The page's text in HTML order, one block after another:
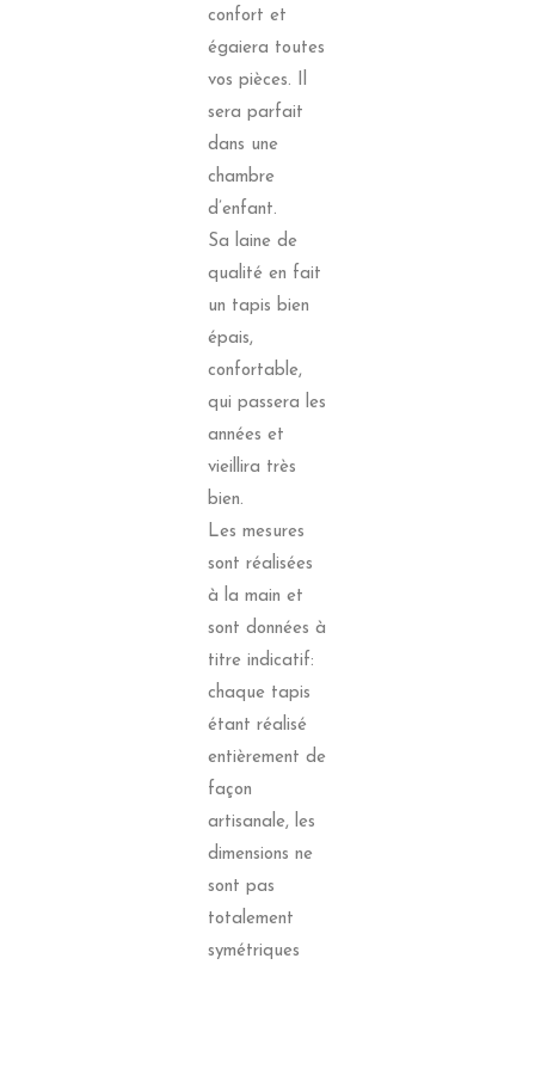
confort et
égaiera toutes
vos pièces. Il
sera parfait
dans une
chambre
d’enfant.
Sa laine de
qualité en fait
un tapis bien
épais,
confortable,
qui passera les
années et
vieillira très
bien.
Les mesures
sont réalisées
à la main et
sont données à
titre indicatif:
chaque tapis
étant réalisé
entièrement de
façon
artisanale, les
dimensions ne
sont pas
totalement
symétriques